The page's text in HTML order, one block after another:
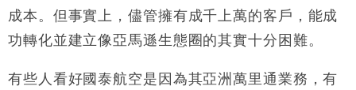
15:11
財經｜韓股反覆波動收跌 連挫7周創逾3年最長跌勢
差達1125億美元
成本。但事實上，儘管擁有成千上萬的客戶，能成
功轉化並建立像亞馬遜生態圈的其實十分困難。
有些人看好國泰航空是因為其亞洲萬里通業務，有